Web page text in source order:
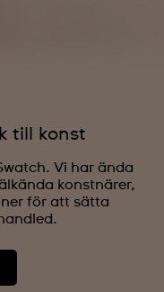
till konst
Vi har ända
konstnärer,
för att sätta